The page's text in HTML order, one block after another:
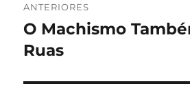
de
Post
ANTERIORES
Post
anterior:
O Machismo
Ruas